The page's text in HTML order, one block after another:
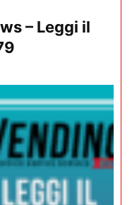
– Leggi il